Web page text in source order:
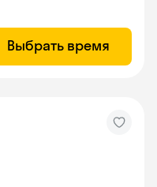
Выбрать время